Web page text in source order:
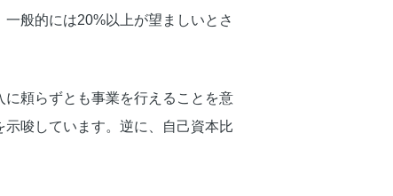
般的には20%以上が望ましいとさ
頼らずとも事業を行えることを意
唆しています。逆に、自己資本比